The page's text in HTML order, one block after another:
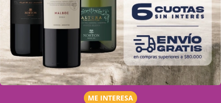
ME INTERESA